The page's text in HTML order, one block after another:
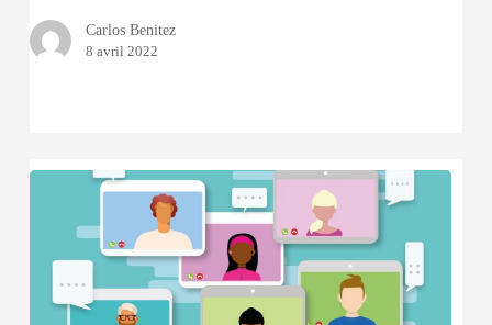
Carlos Benitez
8 avril 2022